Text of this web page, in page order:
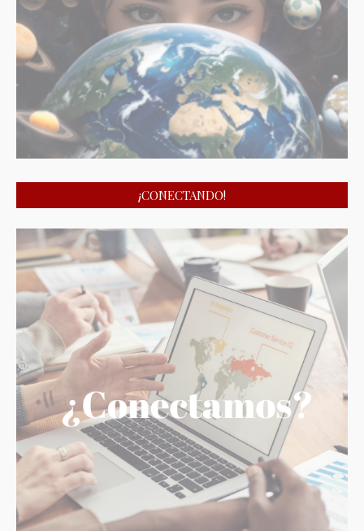
¡CONECTANDO!